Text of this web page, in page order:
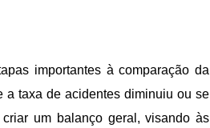
importantes à comparação da
a taxa de acidentes diminuiu ou se
um balanço geral, visando às